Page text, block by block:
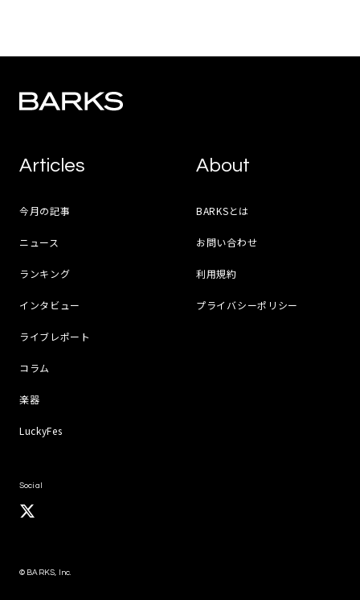
Articles
今月の記事
ニュース
ランキング
インタビュー
ライブレポート
コラム
楽器
LuckyFes
About
BARKSとは
お問い合わせ
利用規約
プライバシーポリシー
Social
© BARKS, Inc.